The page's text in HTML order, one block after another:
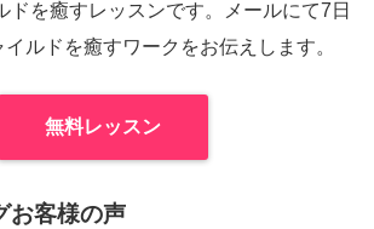
ドを癒すレッスンです。メールにて7日
ルドを癒すワークをお伝えします。
無料レッスン
お客様の声